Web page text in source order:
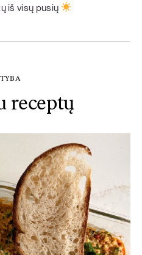
iš visų pusių
receptų